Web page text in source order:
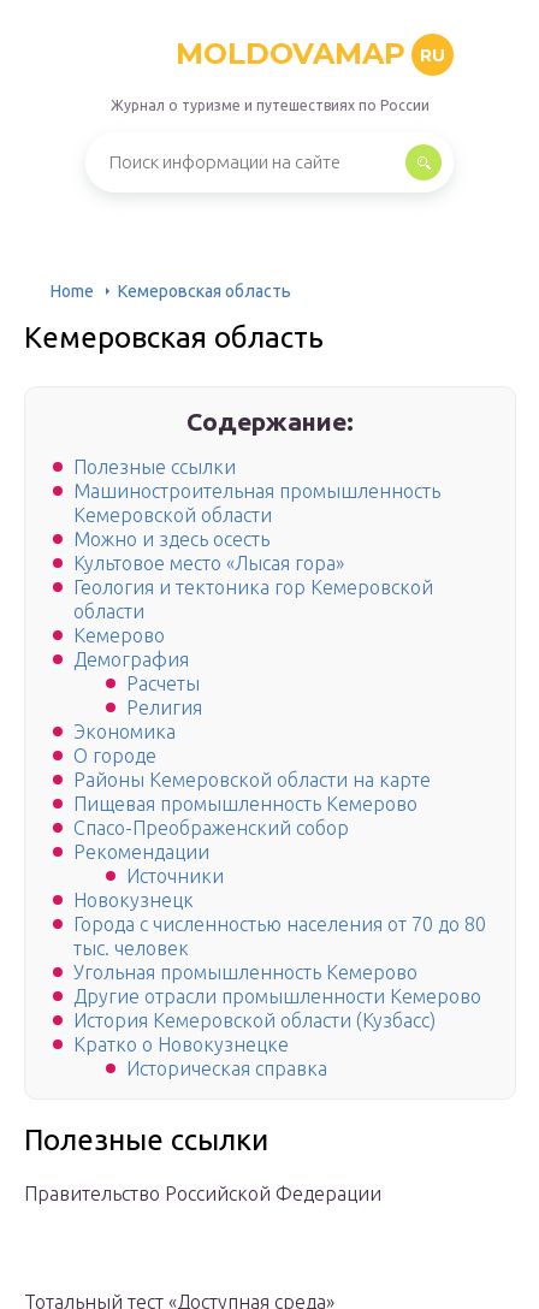
MOLDOVAMAP RU
Журнал о туризме и путешествиях по России
Home Кемеровская область
Кемеровская область
Содержание:
Полезные ссылки
Машиностроительная промышленность
Кемеровской области
Можно и здесь осесть
Культовое место «Лысая гора»
Геология и тектоника гор Кемеровской
области
Кемерово
Демография
Расчеты
Религия
Экономика
О городе
Районы Кемеровской области на карте
Пищевая промышленность Кемерово
Спасо-Преображенский собор
Рекомендации
Источники
Новокузнецк
Города с численностью населения от 70 до 80
тыс. человек
Угольная промышленность Кемерово
Другие отрасли промышленности Кемерово
История Кемеровской области (Кузбасс)
Кратко о Новокузнецке
Историческая справка
Полезные ссылки
Правительство Российской Федерации
Тотальный тест «Доступная среда»